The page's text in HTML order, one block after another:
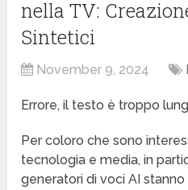
nella TV:
Sintetici
November 9, 2024
Errore, il testo è troppo
Per coloro che sono
tecnologia e media, in
generatori di voci AI